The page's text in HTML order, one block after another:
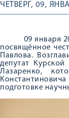
ЧЕТВЕРГ, 09,
09 января 2025
посвящённое
Павлова.
депутат
Лазаренко,
подготовке